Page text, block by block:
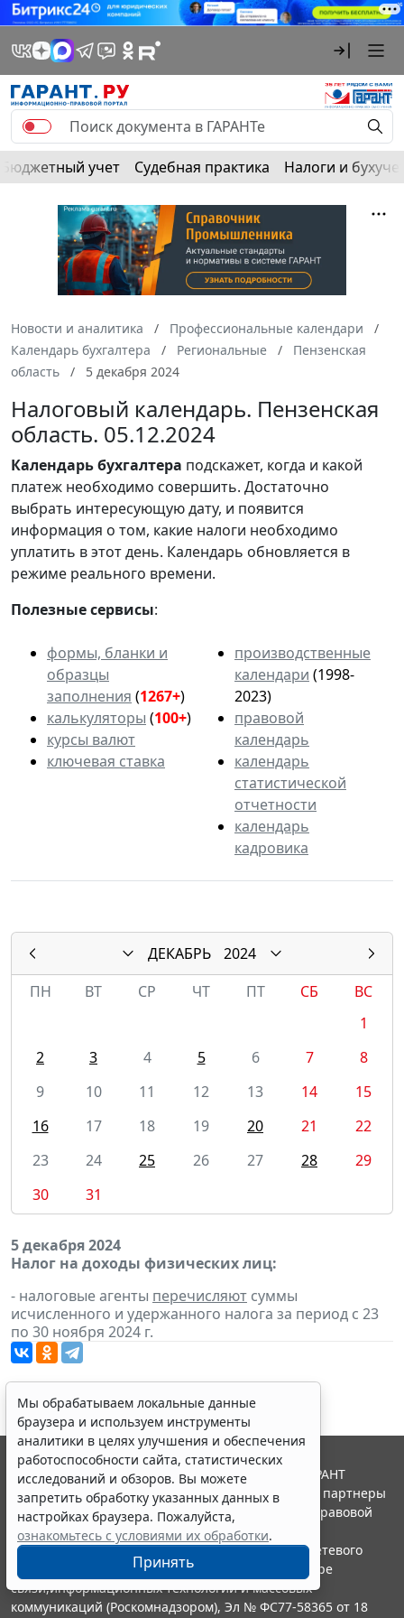
Бюджетный учет Судебная практика Налоги и
Новости и аналитика
Профессиональные календари
Календарь бухгалтера
Региональные
Пензенская
область
5 декабря 2024
Налоговый календарь. Пензенская
область. 05.12.2024
Календарьбухгалтера подскажет, когда и какой
платеж необходимо совершить. Достаточно
выбрать интересующую дату, и появится
информация о том, какие налоги необходимо
уплатить в этот день. Календарь обновляется в
режиме реального времени.
Полезные сервисы:
формы, бланки и
образцы
заполнения (1267+)
калькуляторы (100+)
курсы валют
ключевая ставка
производственные
календари (1998-
2023)
правовой
календарь
календарь
статистической
отчетности
календарь
кадровика
ДЕКАБРЬ
2024
ПН
ВТ СР ЧТ ПТ СБ
ВС
1
2
3 4 5 6 7
8
9
10 11 12 13 14
15
16
17 18 19 20 21
22
23
24 25 26 27 28
29
30
31
5 декабря 2024
Налог на доходы физических лиц:
- налоговые агенты перечисляют суммы
исчисленного и удержанного налога за период с 23
по 30 ноября 2024 г.
Мы обрабатываем локальные данные
браузера и используем инструменты
аналитики в целях улучшения и обеспечения
работоспособности сайта, статистических
исследований и обзоров. Вы можете
запретить обработку указанных данных в
настройках браузера. Пожалуйста,
ознакомьтесь с условиями их обработки.
Принять
© ООО "НПП "ГАРАНТ-СЕРВИС", 2026. Система ГАРАНТ
выпускается с 1990 года. Компания "Гарант" и ее партнеры
являются участниками Российской ассоциации правовой
информации ГАРАНТ.
Портал ГАРАНТ.РУ зарегистрирован в качестве сетевого
издания Федеральной службой по надзору в сфере
связи,информационных технологий и массовых
коммуникаций (Роскомнадзором), Эл № ФС77-58365 от 18